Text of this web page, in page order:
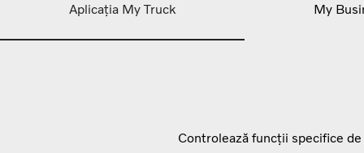
Aplicația My Truck My
Controlează funcții specifice